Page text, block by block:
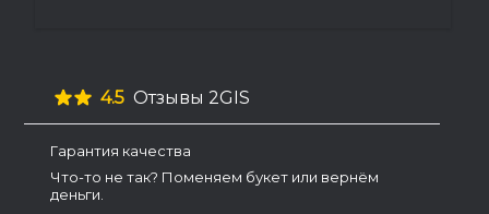
4.5 Отзывы 2GIS
Гарантия качества
Что-то не так? Поменяем букет или вернём
деньги.